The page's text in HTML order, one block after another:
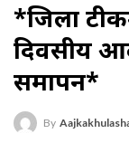
*जिला
दिवसीय
समापन*
By